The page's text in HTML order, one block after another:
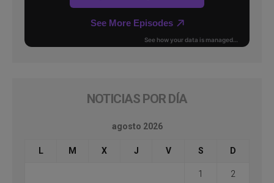
NOTICIAS POR DÍA
agosto 2026
L M X J V S D
1 2